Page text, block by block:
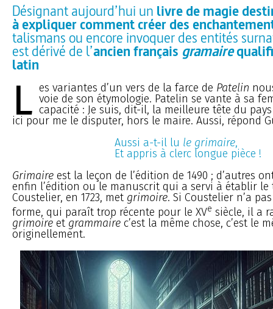
Désignant aujourd’hui un livre de magie
à expliquer comment créer des
talismans ou encore invoquer des entités
est dérivé de l’ancien français gramaire
latin
L es variantes d’un vers de la farce de Patelin
voie de son étymologie. Patelin se vante à sa
capacité : Je suis, dit-il, la meilleure tête du
ici pour me le disputer, hors le maire. Aussi, répond
Aussi a-t-il lu le grimaire,
Et appris à clerc longue pièce !
Grimaire est la leçon de l’édition de 1490 ; d’autres
enfin l’édition ou le manuscrit qui a servi à établir le
Coustelier, en 1723, met grimoire. Si Coustelier n’a
forme, qui paraît trop récente pour le XVe siècle, il a
grimoire et grammaire c’est la même chose, c’est le
originellement.